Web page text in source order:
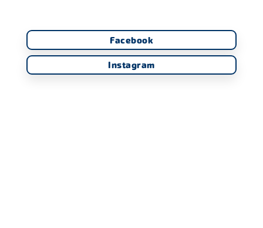
Facebook
Instagram